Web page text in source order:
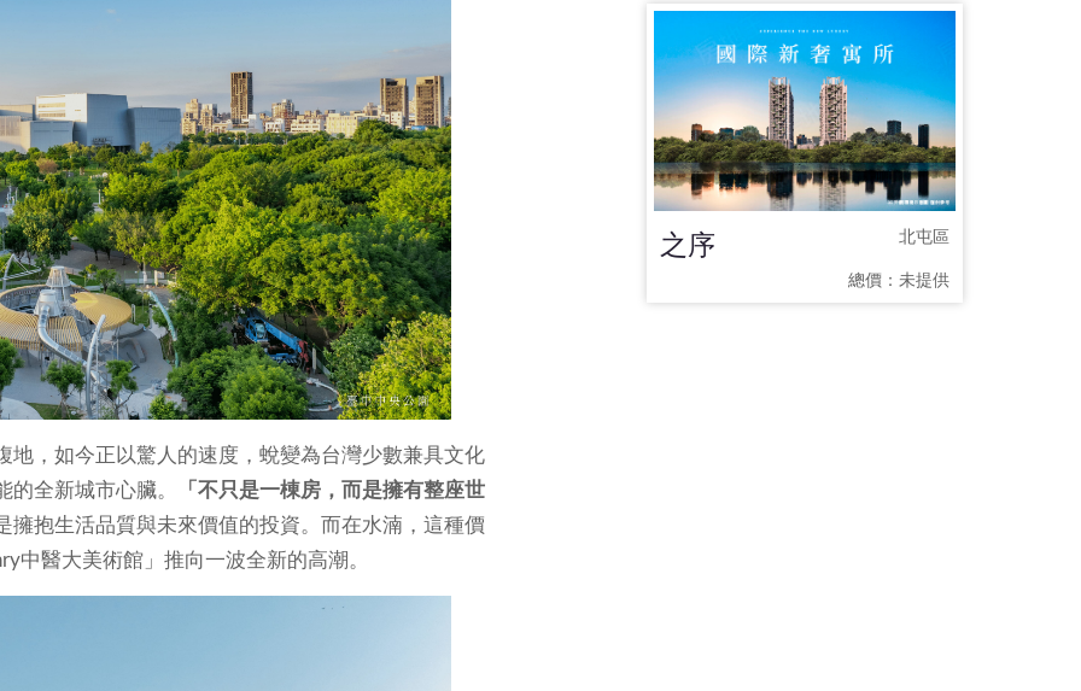
，如今正以驚人的速度，蛻變為台灣少數兼具文化
全新城市心臟。
「不只是一棟房，而是擁有整座世
擁抱生活品質與未來價值的投資。而在水湳，這種價
中醫大美術館」推向一波全新的高潮。
之序 北屯區
總價：未提供